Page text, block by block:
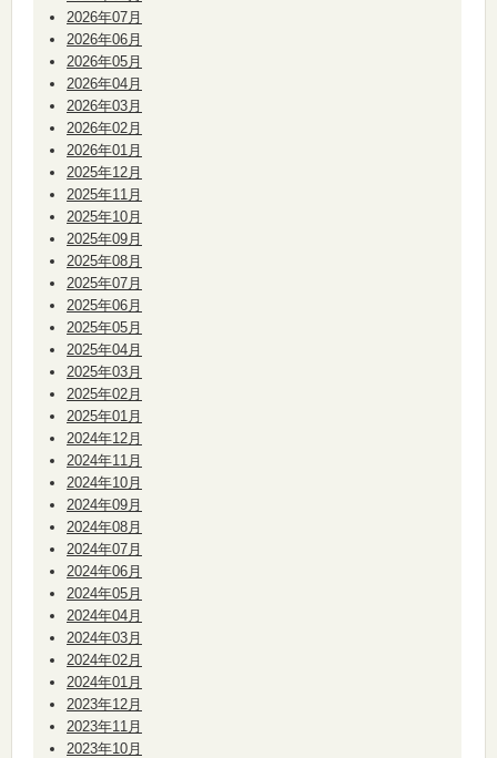
2026年07月
2026年06月
2026年05月
2026年04月
2026年03月
2026年02月
2026年01月
2025年12月
2025年11月
2025年10月
2025年09月
2025年08月
2025年07月
2025年06月
2025年05月
2025年04月
2025年03月
2025年02月
2025年01月
2024年12月
2024年11月
2024年10月
2024年09月
2024年08月
2024年07月
2024年06月
2024年05月
2024年04月
2024年03月
2024年02月
2024年01月
2023年12月
2023年11月
2023年10月